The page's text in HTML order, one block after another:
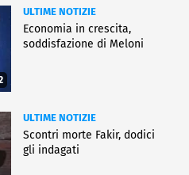
ULTIME NOTIZIE
Economia in crescita,
soddisfazione di Meloni
ULTIME NOTIZIE
Scontri morte Fakir, dodici
gli indagati